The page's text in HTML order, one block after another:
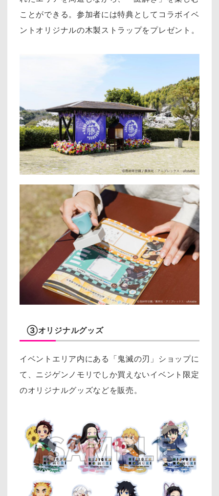
ことができる。参加者には特典としてコラボイベ
ントオリジナルの木製ストラップをプレゼント。
③オリジナルグッズ
イベントエリア内にある「鬼滅の刃」ショップに
て、ニジゲンノモリでしか買えないイベント限定
のオリジナルグッズなどを販売。